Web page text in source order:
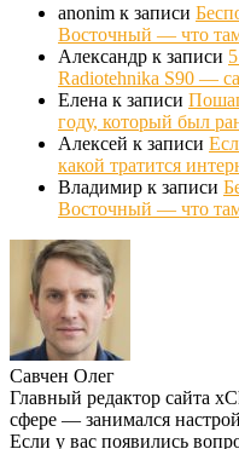
anonim к записи
Восточный — что
Александр к записи
Radiotehnika S90 —
Елена к записи
году, который был
Алексей к записи
какой тратится
Владимир к записи
Восточный — что
Савчен Олег
Главный редактор сайта
сфере — занимался
Если у вас появились